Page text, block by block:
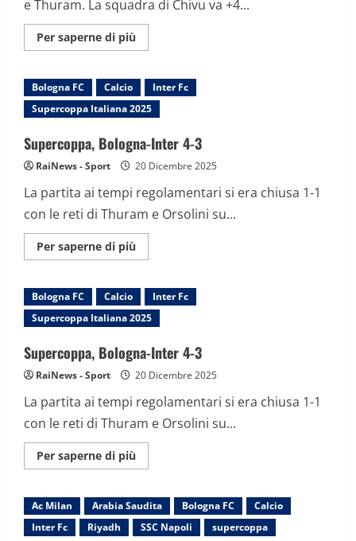
e Thuram. La squadra di Chivu va +4...
Per saperne di più
informazioni
Inter
2,
la
della
partita
Bologna FC Calcio
Inter Fc
Supercoppa Italiana 2025
Supercoppa, Bologna-Inter 4-3
RaiNews - Sport 20 Dicembre 2025
La partita ai tempi regolamentari si era chiusa 1-1
con le reti di Thuram e Orsolini su...
Per saperne di più
informazioni
Bologna-
Inter
4-
3
Bologna FC Calcio
Inter Fc
Supercoppa Italiana 2025
Supercoppa, Bologna-Inter 4-3
RaiNews - Sport 20 Dicembre 2025
La partita ai tempi regolamentari si era chiusa 1-1
con le reti di Thuram e Orsolini su...
Per saperne di più
informazioni
Bologna-
Inter
4-
3
Ac Milan Arabia Saudita Bologna FC
Calcio
Inter Fc
Riyadh SSC Napoli supercoppa